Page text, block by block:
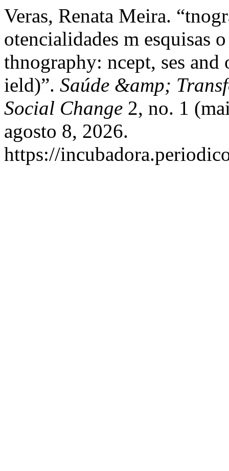
Veras, Renata Meira.
otencialidades m esquisas
thnography: ncept, ses and
ield)”. Saúde &amp;
Social Change 2, no. 1
agosto 8, 2026.
https://